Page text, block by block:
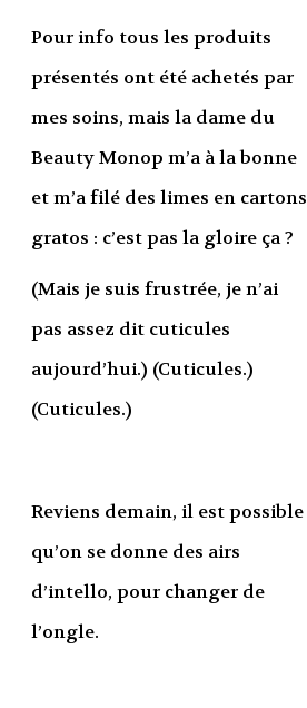
Pour info tous les produits
présentés ont été achetés par
mes soins, mais la dame du
Beauty Monop m’a à la bonne
et m’a filé des limes en cartons
gratos : c’est pas la gloire ça ?
(Mais je suis frustrée, je n’ai
pas assez dit cuticules
aujourd’hui.) (Cuticules.)
(Cuticules.)
Reviens demain, il est possible
qu’on se donne des airs
d’intello, pour changer de
l’ongle.